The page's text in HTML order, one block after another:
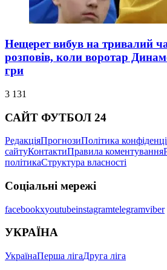
Нещерет вибув на тривалий
розповів, коли воротар
гри
3 131
САЙТ ФУТБОЛ 24
РедакціяПрогнозиПолітика
сайтуКонтактиПравила коментування
політикаСтруктура власності
Соціальні мережі
facebookxyoutubeinstagramtelegramviber
УКРАЇНА
УкраїнаПерша лігаДруга ліга